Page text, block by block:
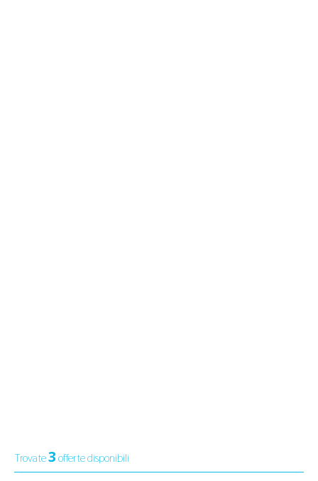
Trovate3offerte disponibili